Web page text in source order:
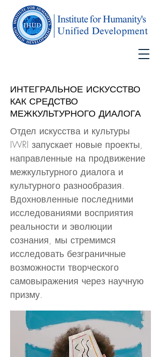
ИНТЕГРАЛЬНОЕ ИСКУССТВО
КАК СРЕДСТВО
МЕЖКУЛЬТУРНОГО ДИАЛОГА
Отдел искусства и культуры
IWRI запускает новые проекты,
направленные на продвижение
межкультурного диалога и
культурного разнообразия.
Вдохновленные последними
исследованиями восприятия
реальности и эволюции
сознания, мы стремимся
исследовать безграничные
возможности творческого
самовыражения через научную
призму.